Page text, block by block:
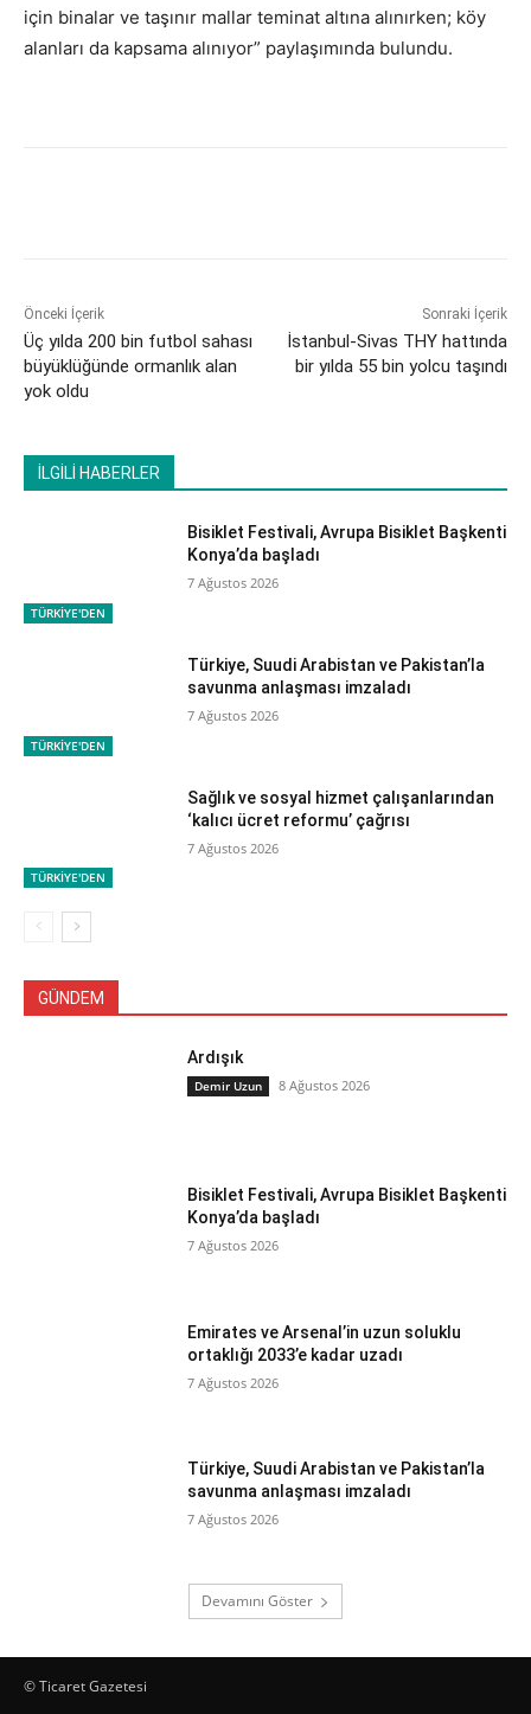
için binalar ve taşınır mallar teminat altına alınırken; köy
alanları da kapsama alınıyor” paylaşımında bulundu.
Önceki İçerik
Üç yılda 200 bin futbol sahası
büyüklüğünde ormanlık alan
yok oldu
Sonraki İçerik
İstanbul-Sivas THY hattında
bir yılda 55 bin yolcu taşındı
İLGİLİ HABERLER
TÜRKİYE'DEN
Bisiklet Festivali, Avrupa Bisiklet Başkenti
Konya’da başladı
7 Ağustos 2026
TÜRKİYE'DEN
Türkiye, Suudi Arabistan ve Pakistan’la
savunma anlaşması imzaladı
7 Ağustos 2026
TÜRKİYE'DEN
Sağlık ve sosyal hizmet çalışanlarından
‘kalıcı ücret reformu’ çağrısı
7 Ağustos 2026
GÜNDEM
Ardışık
Demir Uzun 8 Ağustos 2026
Bisiklet Festivali, Avrupa Bisiklet Başkenti
Konya’da başladı
7 Ağustos 2026
Emirates ve Arsenal’in uzun soluklu
ortaklığı 2033’e kadar uzadı
7 Ağustos 2026
Türkiye, Suudi Arabistan ve Pakistan’la
savunma anlaşması imzaladı
7 Ağustos 2026
Devamını Göster
© Ticaret Gazetesi